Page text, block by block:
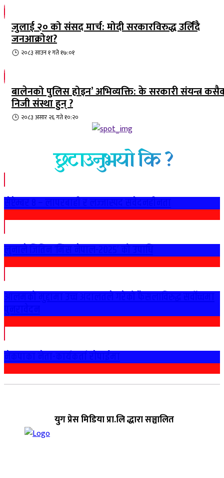
जुलाई २० को संसद मार्च: मोदी सरकारविरुद्ध उर्लिंदै
जनआक्रोश?
२०८३ साउन १ गते १७:०१
बालेनको पुलिस होइन’ अभिव्यक्ति: के सरकारी संयन्त्र
निजी संस्था हुन् ?
२०८३ असार २६ गते १०:२०
छुटाउनुभयो कि ?
युग प्रेस मिडिया प्रा.लि द्धारा सञ्चालित